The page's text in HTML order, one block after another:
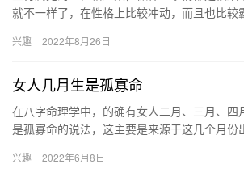
就不一样了，在性格上比较冲动，而且也比较
兔和…
兴趣 2022年8月26日
女人几月生是孤寡命
在八字命理学中，的确有女人二月、三月、四
是孤寡命的说法，这主要是来源于这几个月份
不好，…
兴趣 2022年6月8日